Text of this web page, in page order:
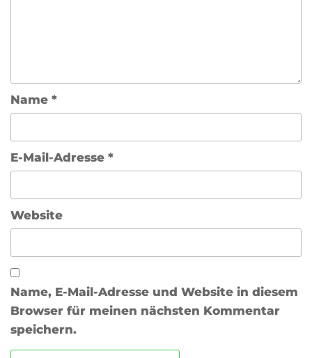
Name *
E-Mail-Adresse *
Website
Name, E-Mail-Adresse und Website in diesem
Browser für meinen nächsten Kommentar
speichern.